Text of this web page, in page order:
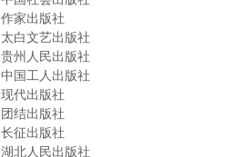
作家出版社
太白文艺出版社
贵州人民出版社
中国工人出版社
现代出版社
团结出版社
长征出版社
湖北人民出版社